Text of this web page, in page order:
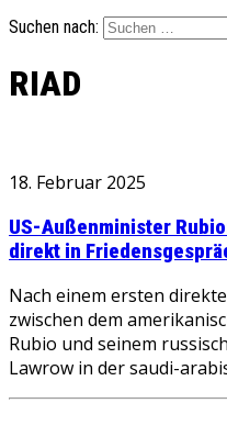
Suchen nach:
RIAD
18. Februar 2025
US-Außenminister
direkt in
Nach einem ersten
zwischen dem
Rubio und seinem
Lawrow in der saudi-